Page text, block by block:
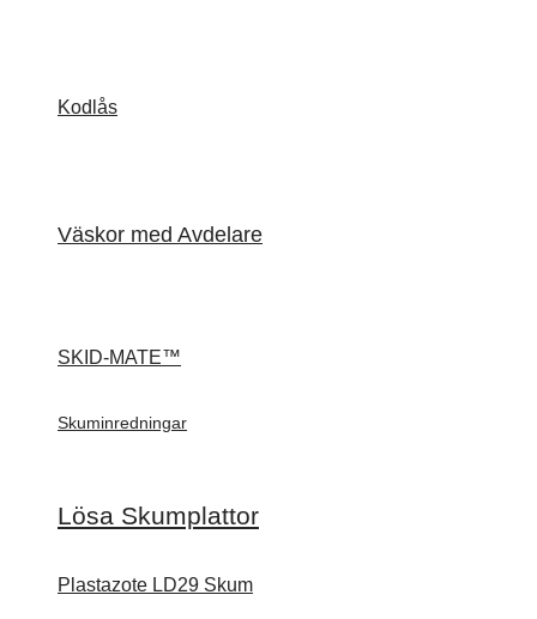
Kodlås
Väskor med Avdelare
SKID-MATE™
Skuminredningar
Lösa Skumplattor
Plastazote LD29 Skum